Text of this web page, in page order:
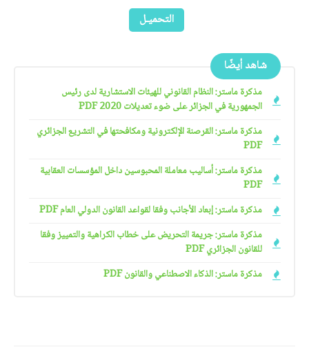
التحميـل
شاهد أيضًا
مذكرة ماستر: النظام القانوني للهيئات الاستشارية لدى رئيس
الجمهورية في الجزائر على ضوء تعديلات 2020 PDF
مذكرة ماستر: القرصنة الإلكترونية ومكافحتها في التشريع الجزائري
PDF
مذكرة ماستر: أساليب معاملة المحبوسين داخل المؤسسات العقابية
PDF
مذكرة ماستر: إبعاد الأجانب وفقا لقواعد القانون الدولي العام PDF
مذكرة ماستر: جريمة التحريض على خطاب الكراهية والتمييز وفقا
للقانون الجزائري PDF
مذكرة ماستر: الذكاء الاصطناعي والقانون PDF